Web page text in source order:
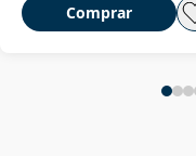
Comprar